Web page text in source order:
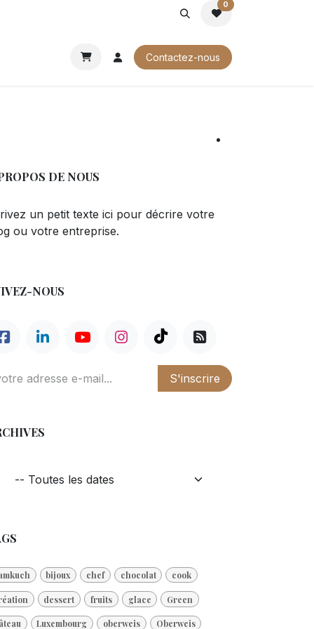
0
Contactez-nous
DE NOUS
un petit texte ici pour décrire votre
ou votre entreprise.
NOUS
S'inscrire
bijoux chef chocolat cook
dessert fruits glace Green
Luxembourg oberweis Oberweis